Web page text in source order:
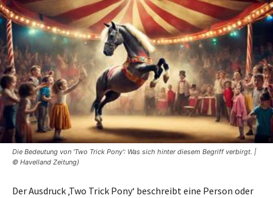
Die Bedeutung von 'Two Trick Pony': Was sich hinter diesem Begriff verbirgt. |
© Havelland Zeitung)
Der Ausdruck ‚Two Trick Pony‘ beschreibt eine Person oder